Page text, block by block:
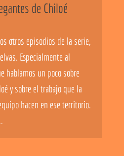
de Chiloé
otros episodios de la serie,
Especialmente al
hablamos un poco sobre
y sobre el trabajo que la
hacen en ese territorio.